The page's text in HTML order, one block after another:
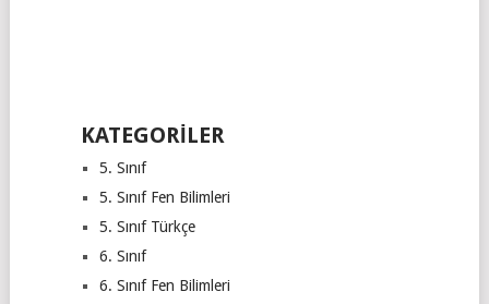
KATEGORILER
5. Sınıf
5. Sınıf Fen Bilimleri
5. Sınıf Türkçe
6. Sınıf
6. Sınıf Fen Bilimleri